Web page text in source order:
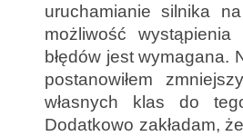
uruchamianie silnika
możliwość
błędów jest wymagana.
postanowiłem
własnych klas do
Dodatkowo zakładam,